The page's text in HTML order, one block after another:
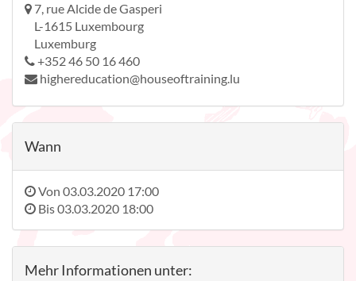
7, rue Alcide de Gasperi
L-1615 Luxembourg
Luxemburg
+352 46 50 16 460
highereducation@houseoftraining.lu
Wann
Von 03.03.2020 17:00
Bis03.03.2020 18:00
Mehr Informationen unter: